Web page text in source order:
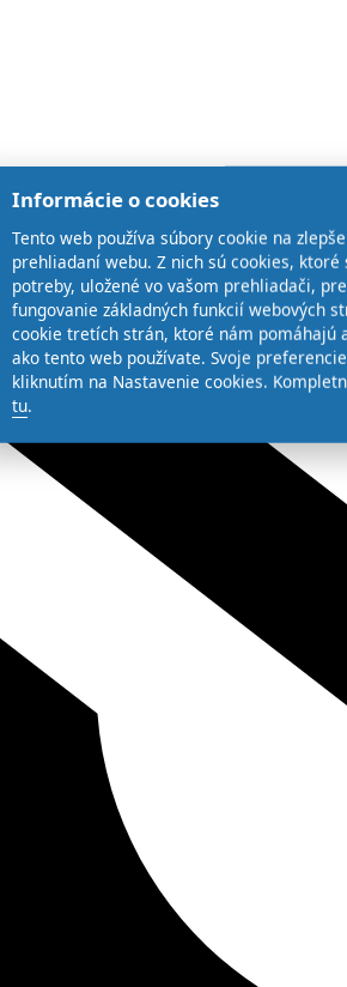
Informácie o cookies
Tento web používa súbory cookie na
prehliadaní webu. Z nich sú cookies, ktoré
potreby, uložené vo vašom prehliadači,
fungovanie základných funkcií webových
cookie tretích strán, ktoré nám pomáhajú
ako tento web používate. Svoje
kliknutím na Nastavenie cookies.
tu.